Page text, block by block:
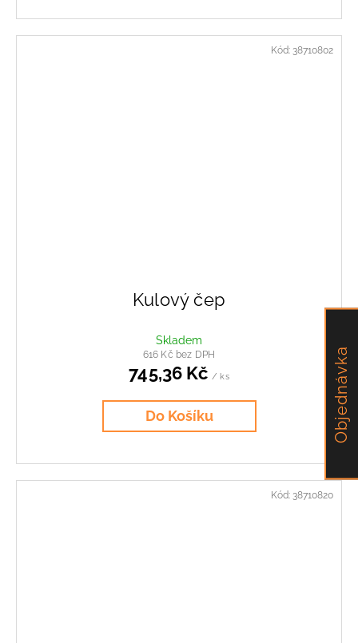
Kulový čep
Skladem
616 Kč bez DPH
745,36 Kč / ks
Do Košíku
Kód: 38710802
Kód: 38710820
Objednávka